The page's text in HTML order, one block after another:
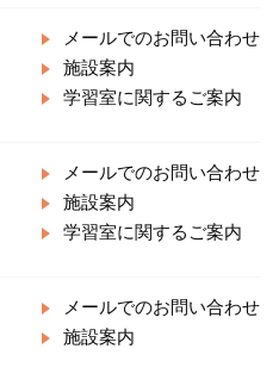
メールでのお問い合わせ
施設案内
学習室に関するご案内
メールでのお問い合わせ
施設案内
学習室に関するご案内
メールでのお問い合わせ
施設案内